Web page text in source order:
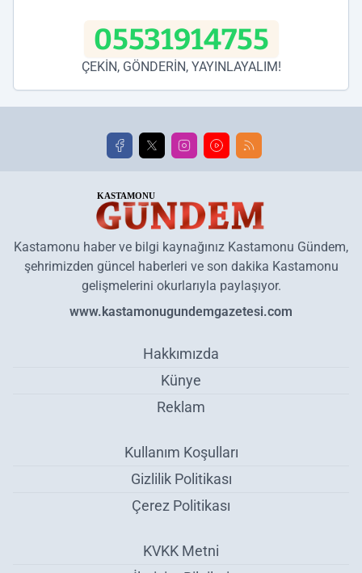
05531914755
ÇEKİN, GÖNDERİN, YAYINLAYALIM!
Kastamonu haber ve bilgi kaynağınız Kastamonu Gündem,
şehrimizden güncel haberleri ve son dakika Kastamonu
gelişmelerini okurlarıyla paylaşıyor.
www.kastamonugundemgazetesi.com
Hakkımızda
Künye
Reklam
Kullanım Koşulları
Gizlilik Politikası
Çerez Politikası
KVKK Metni